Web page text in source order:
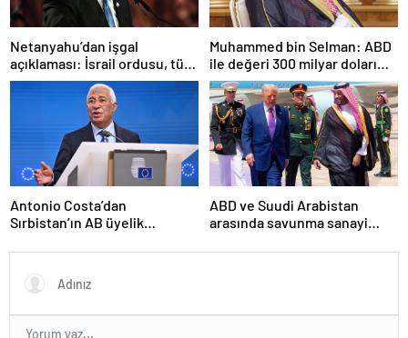
Netanyahu’dan işgal
açıklaması: İsrail ordusu, tüm
gücüyle Gazze’ye girecek
Muhammed bin Selman: ABD
ile değeri 300 milyar doları
aşan anlaşmalar imzaladık
Antonio Costa’dan
Sırbistan’ın AB üyelik
ABD ve Suudi Arabistan
arasında savunma sanayi